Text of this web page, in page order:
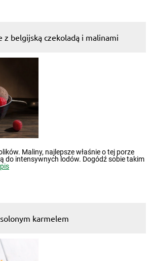
z belgijską czekoladą i malinami
Maliny, najlepsze właśnie o tej porze
do intensywnych lodów. Dogódź sobie takim
karmelem